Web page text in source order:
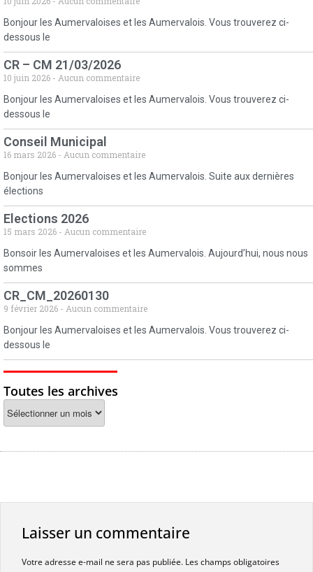
Bonjour les Aumervaloises et les Aumervalois. Vous trouverez ci-
dessous le
CR – CM 21/03/2026
10 juin 2026
Aucun commentaire
Bonjour les Aumervaloises et les Aumervalois. Vous trouverez ci-
dessous le
Conseil Municipal
16 mars 2026
Aucun commentaire
Bonjour les Aumervaloises et les Aumervalois. Suite aux dernières
élections
Elections 2026
15 mars 2026
Aucun commentaire
Bonsoir les Aumervaloises et les Aumervalois. Aujourd’hui, nous nous
sommes
CR_CM_20260130
9 février 2026
Aucun commentaire
Bonjour les Aumervaloises et les Aumervalois. Vous trouverez ci-
dessous le
Toutes les archives
Laisser un commentaire
Votre adresse e-mail ne sera pas publiée. Les champs obligatoires